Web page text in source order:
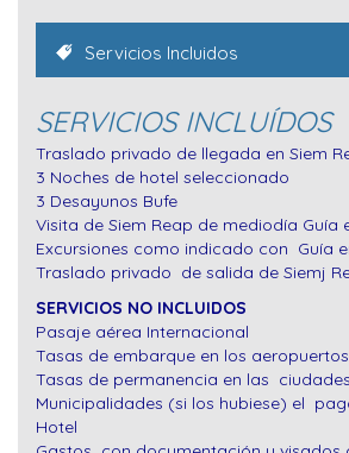
Servicios Incluidos
SERVICIOS INCLUÍDOS
Traslado privado de llegada en Siem
3 Noches de hotel seleccionado
3 Desayunos Bufe
Visita de Siem Reap de mediodía Guía
Excursiones como indicado con Guía
Traslado privado de salida de Siemj
SERVICIOS NO INCLUIDOS
Pasaje aérea Internacional
Tasas de embarque en los
Tasas de permanencia en las
Municipalidades (si los hubiese) el
Hotel